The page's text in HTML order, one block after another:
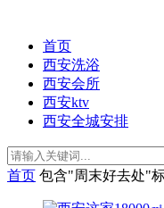
首页
西安洗浴
西安会所
西安ktv
西安全城安排
首页 包含"周末好去处"